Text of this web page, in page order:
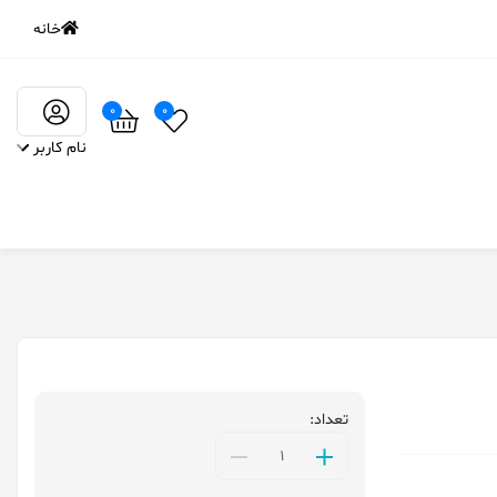
خانه
0
0
نام کاربر
تعداد: